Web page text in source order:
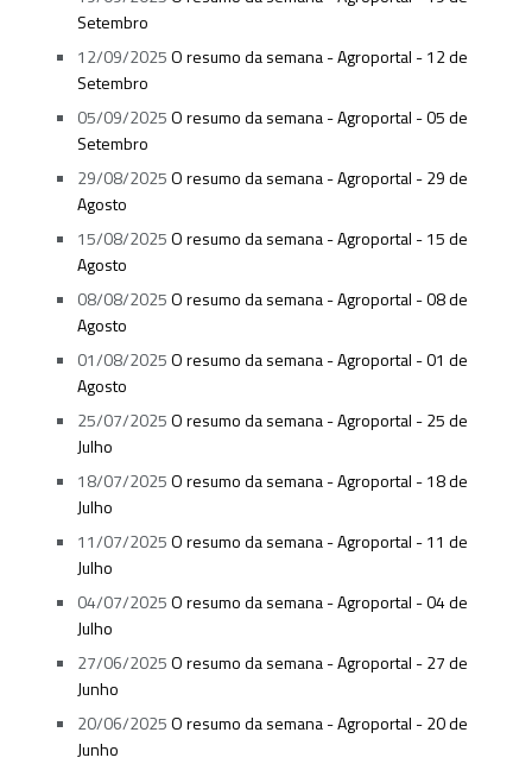
Setembro
12/09/2025O resumo da semana - Agroportal - 12 de
Setembro
05/09/2025O resumo da semana - Agroportal - 05 de
Setembro
29/08/2025O resumo da semana - Agroportal - 29 de
Agosto
15/08/2025O resumo da semana - Agroportal - 15 de
Agosto
08/08/2025O resumo da semana - Agroportal - 08 de
Agosto
01/08/2025O resumo da semana - Agroportal - 01 de
Agosto
25/07/2025O resumo da semana - Agroportal - 25 de
Julho
18/07/2025O resumo da semana - Agroportal - 18 de
Julho
11/07/2025O resumo da semana - Agroportal - 11 de
Julho
04/07/2025O resumo da semana - Agroportal - 04 de
Julho
27/06/2025O resumo da semana - Agroportal - 27 de
Junho
20/06/2025O resumo da semana - Agroportal - 20 de
Junho